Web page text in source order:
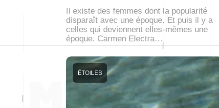
Il existe des femmes dont la popularité
disparaît avec une époque. Et puis il y a
celles qui deviennent elles-mêmes une
époque. Carmen Electra…
ÉTOILES